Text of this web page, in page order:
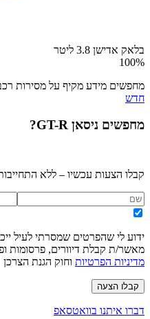
בלאק אדישן 3.8 ליטר
100%
מחפשים מידע מקיף על מסירות
חדש
מחפשים ניסאן GT-R ?
קבלו הצעות עכשיו – ללא
ידוע לי שהפרטים שמסרתי לעיל
מאשר/ת קבלת דיוורים, פרסומות
מדיניות הפרטיות וחוק הגנת הצרכן
קבלו הצעה
דברו איתנו בוואטסאפ